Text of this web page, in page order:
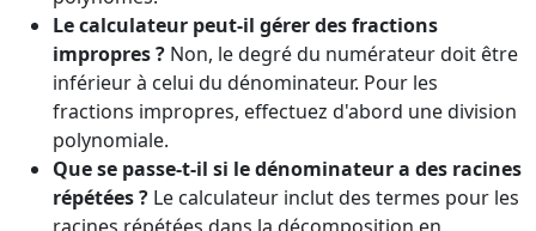
Le calculateur peut-il gérer des fractions
impropres ? Non, le degré du numérateur doit être
inférieur à celui du dénominateur. Pour les
fractions impropres, effectuez d'abord une division
polynomiale.
Que se passe-t-il si le dénominateur a des racines
répétées ? Le calculateur inclut des termes pour les